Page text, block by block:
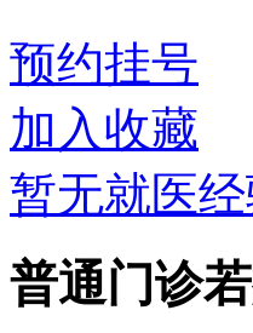
预约挂号
加入收藏
暂无就医
普通门诊